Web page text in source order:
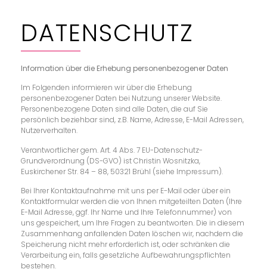
DATENSCHUTZ
Information über die Erhebung personenbezogener Daten
Im Folgenden informieren wir über die Erhebung
personenbezogener Daten bei Nutzung unserer Website.
Personenbezogene Daten sind alle Daten, die auf Sie
persönlich beziehbar sind, z.B. Name, Adresse, E-Mail Adressen,
Nutzerverhalten.
Verantwortlicher gem. Art. 4 Abs. 7 EU-Datenschutz-
Grundverordnung (DS-GVO) ist Christin Wosnitzka,
Euskirchener Str. 84 – 88, 50321 Brühl (siehe Impressum).
Bei Ihrer Kontaktaufnahme mit uns per E-Mail oder über ein
Kontaktformular werden die von Ihnen mitgeteilten Daten (Ihre
E-Mail Adresse, ggf. Ihr Name und Ihre Telefonnummer) von
uns gespeichert, um Ihre Fragen zu beantworten. Die in diesem
Zusammenhang anfallenden Daten löschen wir, nachdem die
Speicherung nicht mehr erforderlich ist, oder schränken die
Verarbeitung ein, falls gesetzliche Aufbewahrungspflichten
bestehen.